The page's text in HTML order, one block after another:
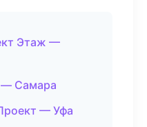
Этаж —
— Самара
— Уфа